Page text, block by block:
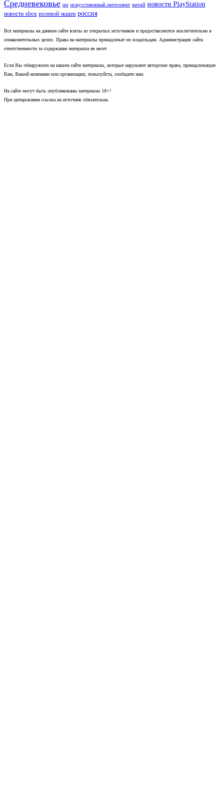
Средневековье ии искусственный интеллект китай новости PlayStation
новости xbox ролевой экшен россия
Все материалы на данном сайте взяты из открытых источников и предоставляются исключительно в
ознакомительных целях. Права на материалы принадлежат их владельцам. Администрация сайта
ответственности за содержание материала не несет.
Если Вы обнаружили на нашем сайте материалы, которые нарушают авторские права, принадлежащие
Вам, Вашей компании или организации, пожалуйста, сообщите нам.
На сайте могут быть опубликованы материалы 18+!
При цитировании ссылка на источник обязательна.